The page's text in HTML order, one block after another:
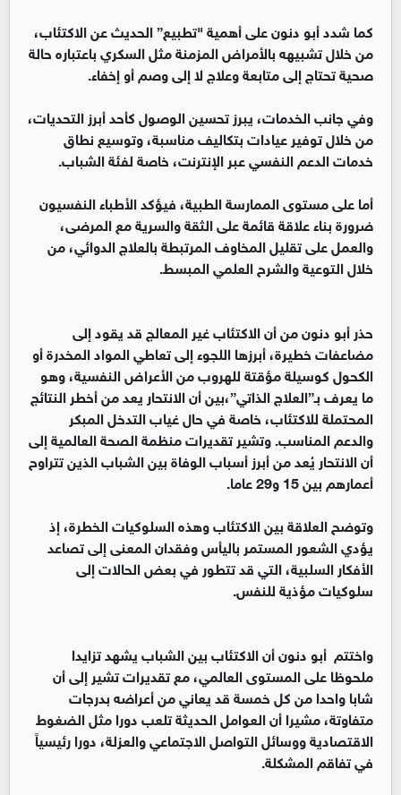
كما شدد أبو دنون على أهمية "تطبيع” الحديث عن الاكتئاب،
من خلال تشبيهه بالأمراض المزمنة مثل السكري باعتباره حالة
صحية تحتاج إلى متابعة وعلاج لا إلى وصم أو إخفاء.
وفي جانب الخدمات، يبرز تحسين الوصول كأحد أبرز التحديات،
من خلال توفير عيادات بتكاليف مناسبة، وتوسيع نطاق
خدمات الدعم النفسي عبر الإنترنت، خاصة لفئة الشباب.
أما على مستوى الممارسة الطبية، فيؤكد الأطباء النفسيون
ضرورة بناء علاقة قائمة على الثقة والسرية مع المرضى،
والعمل على تقليل المخاوف المرتبطة بالعلاج الدوائي، من
خلال التوعية والشرح العلمي المبسط.
حذر أبو دنون من أن الاكتئاب غير المعالج قد يقود إلى
مضاعفات خطيرة، أبرزها اللجوء إلى تعاطي المواد المخدرة أو
الكحول كوسيلة مؤقتة للهروب من الأعراض النفسية، وهو
ما يعرف بـ”العلاج الذاتي”،بين أن الانتحار يعد من أخطر النتائج
المحتملة للاكتئاب، خاصة في حال غياب التدخل المبكر
والدعم المناسب. وتشير تقديرات منظمة الصحة العالمية إلى
أن الانتحار يُعد من أبرز أسباب الوفاة بين الشباب الذين تتراوح
أعمارهم بين 15 و29 عاما.
وتوضح العلاقة بين الاكتئاب وهذه السلوكيات الخطرة، إذ
يؤدي الشعور المستمر باليأس وفقدان المعنى إلى تصاعد
الأفكار السلبية، التي قد تتطور في بعض الحالات إلى
سلوكيات مؤذية للنفس.
واختتم أبو دنون أن الاكتئاب بين الشباب يشهد تزايدا
ملحوظا على المستوى العالمي، مع تقديرات تشير إلى أن
شابا واحدا من كل خمسة قد يعاني من أعراضه بدرجات
متفاوتة، مشيرا أن العوامل الحديثة تلعب دورا مثل الضغوط
الاقتصادية ووسائل التواصل الاجتماعي والعزلة، دورا رئيسياً
في تفاقم المشكلة.